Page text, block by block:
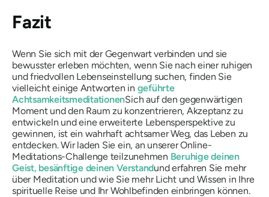
Fazit
Wenn Sie sich mit der Gegenwart verbinden und sie
bewusster erleben möchten, wenn Sie nach einer ruhigen
und friedvollen Lebenseinstellung suchen, finden Sie
vielleicht einige Antworten in geführte
AchtsamkeitsmeditationenSich auf den gegenwärtigen
Moment und den Raum zu konzentrieren, Akzeptanz zu
entwickeln und eine erweiterte Lebensperspektive zu
gewinnen, ist ein wahrhaft achtsamer Weg, das Leben zu
entdecken. Wir laden Sie ein, an unserer Online-
Meditations-Challenge teilzunehmen Beruhige deinen
Geist, besänftige deinen Verstandund erfahren Sie mehr
über Meditation und wie Sie mehr Licht und Wissen in Ihre
spirituelle Reise und Ihr Wohlbefinden einbringen können.